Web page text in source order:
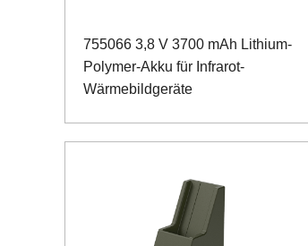
755066 3,8 V 3700 mAh Lithium-
Polymer-Akku für Infrarot-
Wärmebildgeräte